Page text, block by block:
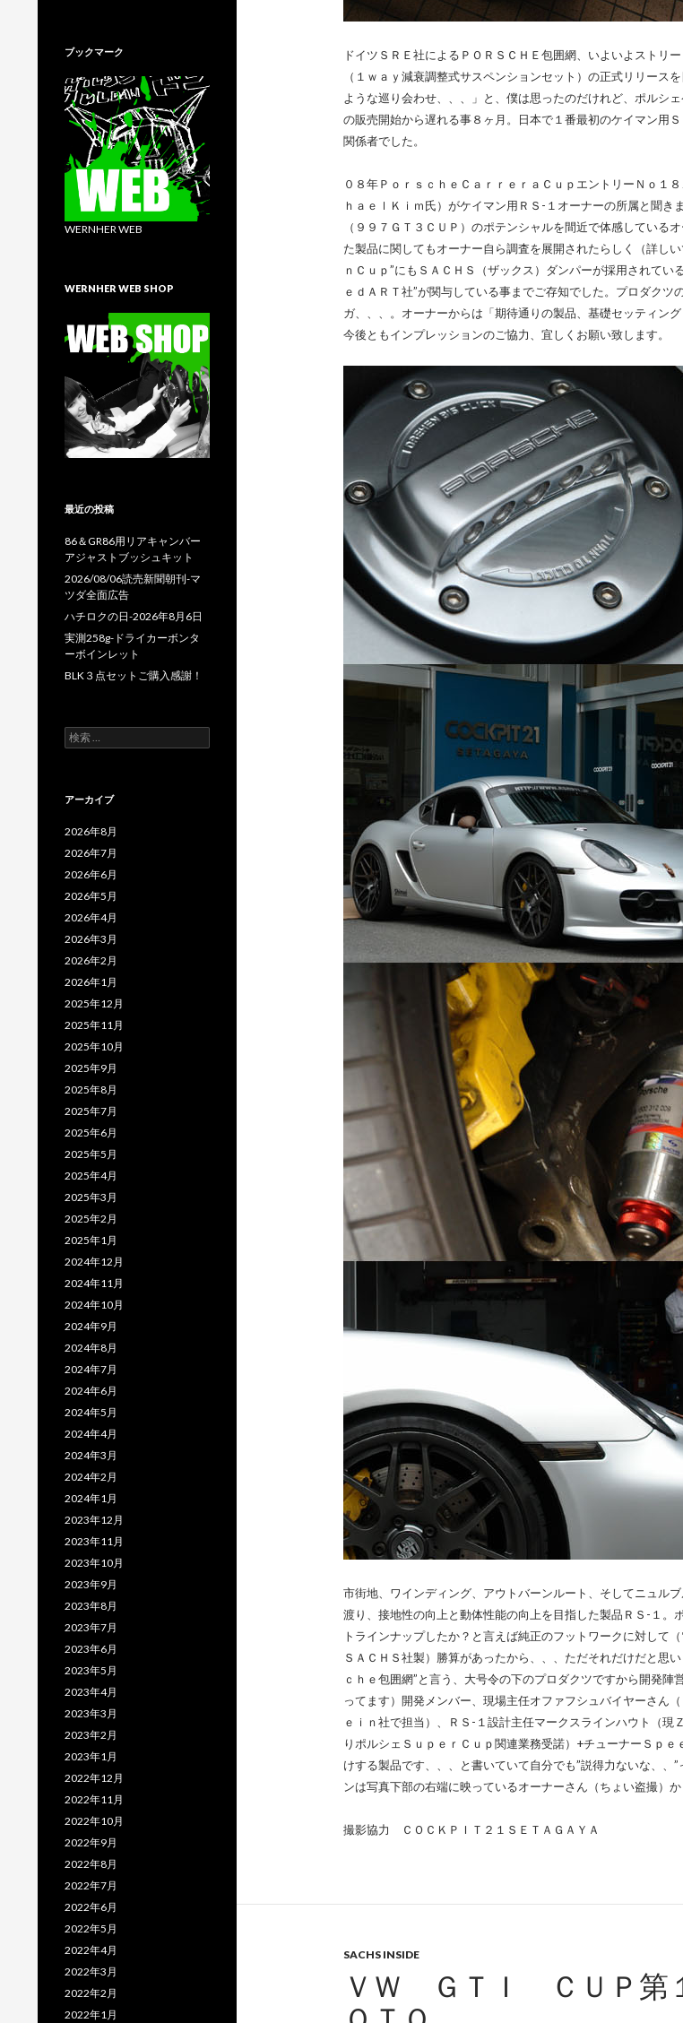
ドイツＳＲＥ社によるＰＯＲＳＣＨＥ包囲網、いよいよストリ
（１ｗａｙ減衰調整式サスペンションセット）の正式リリー
ような巡り会わせ、、、」と、僕は思ったのだけれど、ポルシ
の販売開始から遅れる事８ヶ月。日本で１番最初のケイマン用
関係者でした。
０８年ＰｏｒｓｃｈｅＣａｒｒｅｒａＣｕｐエントリーＮｏ１
ｈａｅｌＫｉｍ氏）がケイマン用ＲＳ-１オーナーの所属と聞
（９９７ＧＴ３ＣＵＰ）のポテンシャルを間近で体感している
た製品に関してもオーナー自ら調査を展開されたらしく（詳し
ｎＣｕｐ”にもＳＡＣＨＳ（ザックス）ダンパーが採用されて
ｅｄＡＲＴ社”が関与している事までご存知でした。プロダク
ガ、、、。オーナーからは「期待通りの製品、基礎セッティン
今後ともインプレッションのご協力、宜しくお願い致します。
市街地、ワインディング、アウトバーンルート、そしてニュル
渡り、接地性の向上と動体性能の向上を目指した製品ＲＳ-１
トラインナップしたか？と言えば純正のフットワークに対して
ＳＡＣＨＳ社製）勝算があったから、、、ただそれだけだと思
ｃｈｅ包囲網”と言う、大号令の下のプロダクツですから開発
ってます）開発メンバー、現場主任オファフシュバイヤーさん
ｅｉｎ社で担当）、ＲＳ-１設計主任マークスラインハウト（
りポルシェＳｕｐｅｒＣｕｐ関連業務受諾）+チューナーＳｐ
けする製品です、、、と書いていて自分でも”説得力ないな、
ンは写真下部の右端に映っているオーナーさん（ちょい盗撮）
撮影協力 ＣＯＣＫＰＩＴ２１ＳＥＴＡＧＡＹＡ
SACHS INSIDE
ＶＷ ＧＴＩ ＣＵＰ第
ブックマーク
WERNHER WEB
WERNHER WEB SHOP
最近の投稿
86＆GR86用リアキャンバー
アジャストブッシュキット
2026/08/06読売新聞朝刊-マ
ツダ全面広告
ハチロクの日-2026年8月6日
実測258g-ドライカーボンタ
ーボインレット
BLK３点セットご購入感謝！
検
索
アーカイブ
2026年8月
2026年7月
2026年6月
2026年5月
2026年4月
2026年3月
2026年2月
2026年1月
2025年12月
2025年11月
2025年10月
2025年9月
2025年8月
2025年7月
2025年6月
2025年5月
2025年4月
2025年3月
2025年2月
2025年1月
2024年12月
2024年11月
2024年10月
2024年9月
2024年8月
2024年7月
2024年6月
2024年5月
2024年4月
2024年3月
2024年2月
2024年1月
2023年12月
2023年11月
2023年10月
2023年9月
2023年8月
2023年7月
2023年6月
2023年5月
2023年4月
2023年3月
2023年2月
2023年1月
2022年12月
2022年11月
2022年10月
2022年9月
2022年8月
2022年7月
2022年6月
2022年5月
2022年4月
2022年3月
2022年2月
2022年1月